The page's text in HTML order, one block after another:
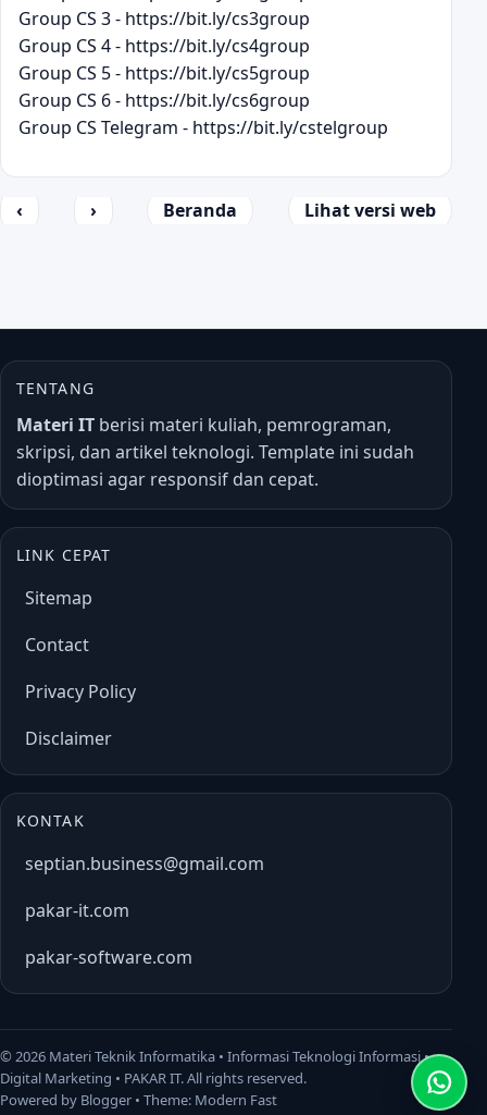
Group CS 3 - https://bit.ly/cs3group
Group CS 4 - https://bit.ly/cs4group
Group CS 5 - https://bit.ly/cs5group
Group CS 6 - https://bit.ly/cs6group
Group CS Telegram - https://bit.ly/cstelgroup
‹ › Beranda Lihat versi web
TENTANG
Materi IT berisi materi kuliah, pemrograman,
skripsi, dan artikel teknologi. Template ini sudah
dioptimasi agar responsif dan cepat.
LINK CEPAT
Sitemap
Contact
Privacy Policy
Disclaimer
KONTAK
septian.business@gmail.com
pakar-it.com
pakar-software.com
© 2026 Materi Teknik Informatika • Informasi Teknologi Informasi •
Digital Marketing • PAKAR IT. All rights reserved.
Powered by Blogger • Theme: Modern Fast